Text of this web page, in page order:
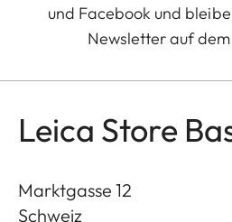
und Facebook und
Newsletter auf
Leica Store
Marktgasse 12
Schweiz